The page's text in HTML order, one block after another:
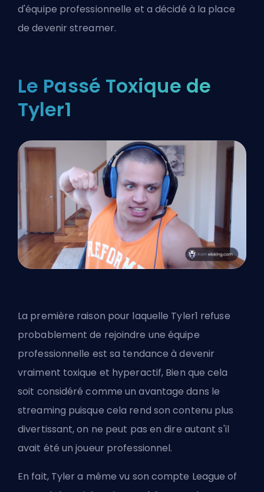
d'équipe professionnelle et a décidé à la place
de devenir streamer.
Le Passé Toxique de
Tyler1
La première raison pour laquelle Tyler1 refuse
probablement de rejoindre une équipe
professionnelle est sa tendance à devenir
vraiment toxique et hyperactif, Bien que cela
soit considéré comme un avantage dans le
streaming puisque cela rend son contenu plus
divertissant, on ne peut pas en dire autant s'il
avait été un joueur professionnel.
En fait, Tyler a même vu son compte League of